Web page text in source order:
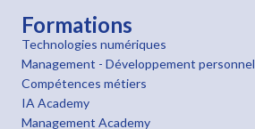
Formations
Technologies numériques
Management - Développement personnel
Compétences métiers
IA Academy
Management Academy